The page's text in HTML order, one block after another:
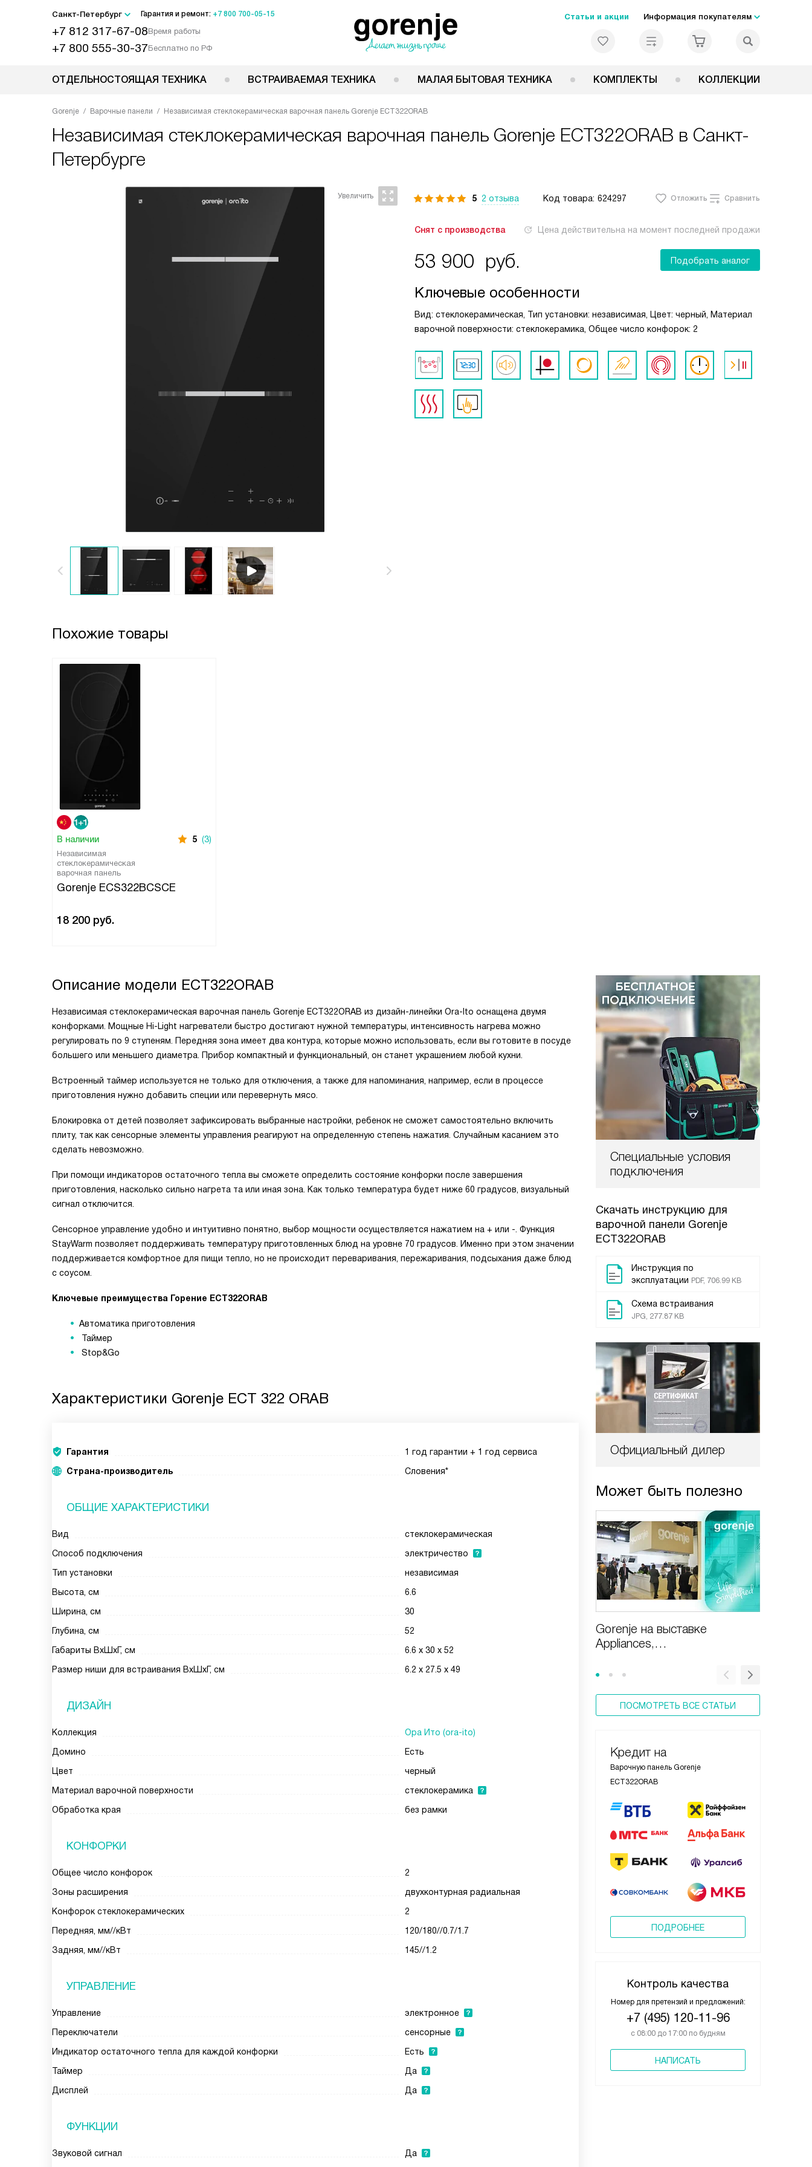
Санкт-Петербург Гарантия и ремонт: +7 800 700-05-15
+7 812 317-67-08Время работы
+7 800 555-30-37Бесплатно по РФ
Статьи и акции Информация покупателям
ОТДЕЛЬНОСТОЯЩАЯ ТЕХНИКА ВСТРАИВАЕМАЯ ТЕХНИКА МАЛАЯ БЫТОВАЯ ТЕХНИКА КОМПЛЕКТЫ КОЛЛЕКЦИИ
Gorenje Варочные панели Независимая стеклокерамическая варочная панель Gorenje ECT322ORAB
Независимая стеклокерамическая варочная панель Gorenje ECT322ORAB в Санкт-
Петербурге
5 2 отзыва Код товара: 624297 Отложить Сравнить
Снят с производства Цена действительна на момент последней продажи
53 900 руб. Подобрать аналог
Ключевые особенности
Вид: стеклокерамическая, Тип установки: независимая, Цвет: черный, Материал
варочной поверхности: стеклокерамика, Общее число конфорок: 2
Похожие товары
В наличии 5 (3)
Независимая
стеклокерамическая
варочная панель
Gorenje ECS322BCSCE
18 200 руб.
Специальные условия
подключения
Скачать инструкцию для
варочной панели Gorenje
ECT322ORAB
Инструкция по
эксплуатации PDF, 706.99 KB
Схема встраивания
JPG, 277.87 KB
Официальный дилер
Может быть полезно
Gorenje на выставке
Appliances,
ПОСМОТРЕТЬ ВСЕ СТАТЬИ
Кредит на
Варочную панель Gorenje
ECT322ORAB
ПОДРОБНЕЕ
Контроль качества
Номер для претензий и предложений:
+7 (495) 120-11-96
с 08:00 до 17:00 по будням
НАПИСАТЬ
Описание модели ECT322ORAB
Независимая стеклокерамическая варочная панель Gorenje ECТ322ORAB из дизайн-линейки Ora-Ito оснащена двумя
конфорками. Мощные Hi-Light нагреватели быстро достигают нужной температуры, интенсивность нагрева можно
регулировать по 9 ступеням. Передняя зона имеет два контура, которые можно использовать, если вы готовите в посуде
большего или меньшего диаметра. Прибор компактный и функциональный, он станет украшением любой кухни.
Встроенный таймер используется не только для отключения, а также для напоминания, например, если в процессе
приготовления нужно добавить специи или перевернуть мясо.
Блокировка от детей позволяет зафиксировать выбранные настройки, ребенок не сможет самостоятельно включить
плиту, так как сенсорные элементы управления реагируют на определенную степень нажатия. Случайным касанием это
сделать невозможно.
При помощи индикаторов остаточного тепла вы сможете определить состояние конфорки после завершения
приготовления, насколько сильно нагрета та или иная зона. Как только температура будет ниже 60 градусов, визуальный
сигнал отключится.
Сенсорное управление удобно и интуитивно понятно, выбор мощности осуществляется нажатием на + или -. Функция
StayWarm позволяет поддерживать температуру приготовленных блюд на уровне 70 градусов. Именно при этом значении
поддерживается комфортное для пищи тепло, но не происходит переваривания, пережаривания, подсыхания даже блюд
с соусом.
Ключевые преимущества Горение ECТ322ORAB
Автоматика приготовления
Таймер
Stop&Go
Характеристики Gorenje ECT 322 ORAB
Гарантия
1 год гарантии + 1 год сервиса
Страна-производитель
Словения*
ОБЩИЕ ХАРАКТЕРИСТИКИ
Вид
стеклокерамическая
Способ подключения
электричество
Тип установки
независимая
Высота, см
6.6
Ширина, см
30
Глубина, см
52
Габариты ВхШхГ, см
6.6 x 30 x 52
Размер ниши для встраивания ВхШхГ, см
6.2 x 27.5 x 49
ДИЗАЙН
Коллекция
Ора Ито (ora-ito)
Домино
Есть
Цвет
черный
Материал варочной поверхности
стеклокерамика
Обработка края
без рамки
КОНФОРКИ
Общее число конфорок
2
Зоны расширения
двухконтурная радиальная
Конфорок стеклокерамических
2
Передняя, мм//кВт
120/180//0.7/1.7
Задняя, мм//кВт
145//1.2
УПРАВЛЕНИЕ
Управление
электронное
Переключатели
сенсорные
Индикатор остаточного тепла для каждой конфорки
Есть
Таймер
Да
Дисплей
Да
ФУНКЦИИ
Звуковой сигнал Да